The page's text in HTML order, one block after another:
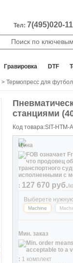
Тел: 7(495)020-
Гравировка DTF
> Термопресс для
станциями
Код товара:SIT-HTM-
Цена
: 127 670 руб./
Выберете
Machine
Мин. заказ
: 1 комплект